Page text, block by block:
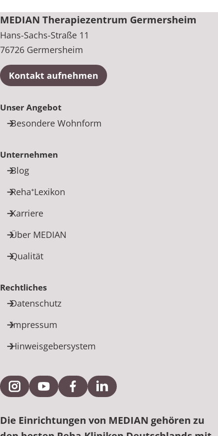
MEDIAN Therapiezentrum Germersheim
Hans-Sachs-Straße 11
76726 Germersheim
Kontakt aufnehmen
Unser Angebot
Besondere Wohnform
Unternehmen
Blog
Reha⁺Lexikon
Karriere
Über MEDIAN
Qualität
Rechtliches
Datenschutz
Impressum
Hinweisgebersystem
Externe Verlinkung zu Instagram
Externe Verlinkung zu YouTube
Externe Verlinkung zu Facebook
Externe Verlinkung zu
Die Einrichtungen von MEDIAN gehören zu